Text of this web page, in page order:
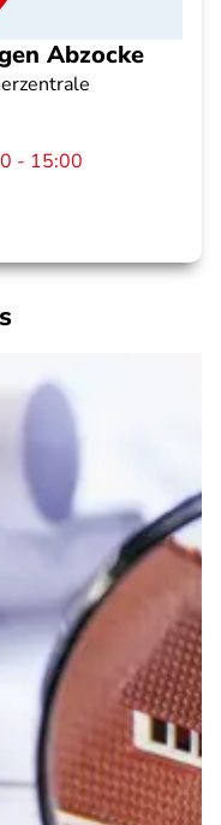
Abzocke
- 15:00